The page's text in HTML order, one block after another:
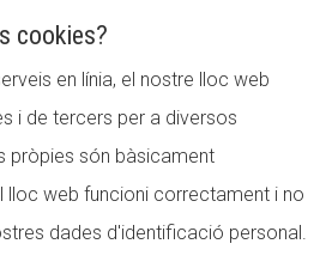
cookies?
en línia, el nostre lloc web
i de tercers per a diversos
pròpies són bàsicament
lloc web funcioni correctament i no
dades d'identificació personal.